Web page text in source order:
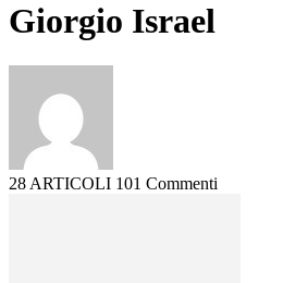
Giorgio Israel
28 ARTICOLI 101 Commenti